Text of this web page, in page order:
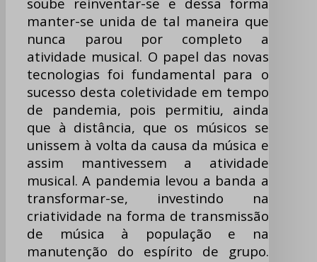
manter-se unida de tal maneira que
nunca parou por completo a
atividade musical. O papel das novas
tecnologias foi fundamental para o
sucesso desta coletividade em tempo
de pandemia, pois permitiu, ainda
que à distância, que os músicos se
unissem à volta da causa da música e
assim mantivessem a atividade
musical. A pandemia levou a banda a
transformar-se, investindo na
criatividade na forma de transmissão
de música à população e na
manutenção do espírito de grupo.